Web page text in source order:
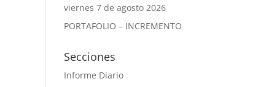
viernes 7 de agosto 2026
PORTAFOLIO – INCREMENTO
Secciones
Informe Diario